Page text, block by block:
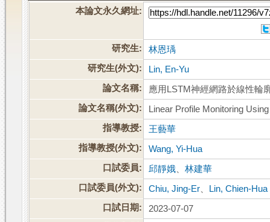
本論文永久網址:
研究生:
林恩瑀
研究生(外文):
Lin, En-Yu
論文名稱:
應用LSTM神經網路於線性輪
論文名稱(外文):
Linear Profile Monitoring
指導教授:
王藝華
指導教授(外文):
Wang, Yi-Hua
口試委員:
邱靜娥 、林建華
口試委員(外文):
Chiu, Jing-Er
Lin, Chien-Hua
口試日期:
2023-07-07